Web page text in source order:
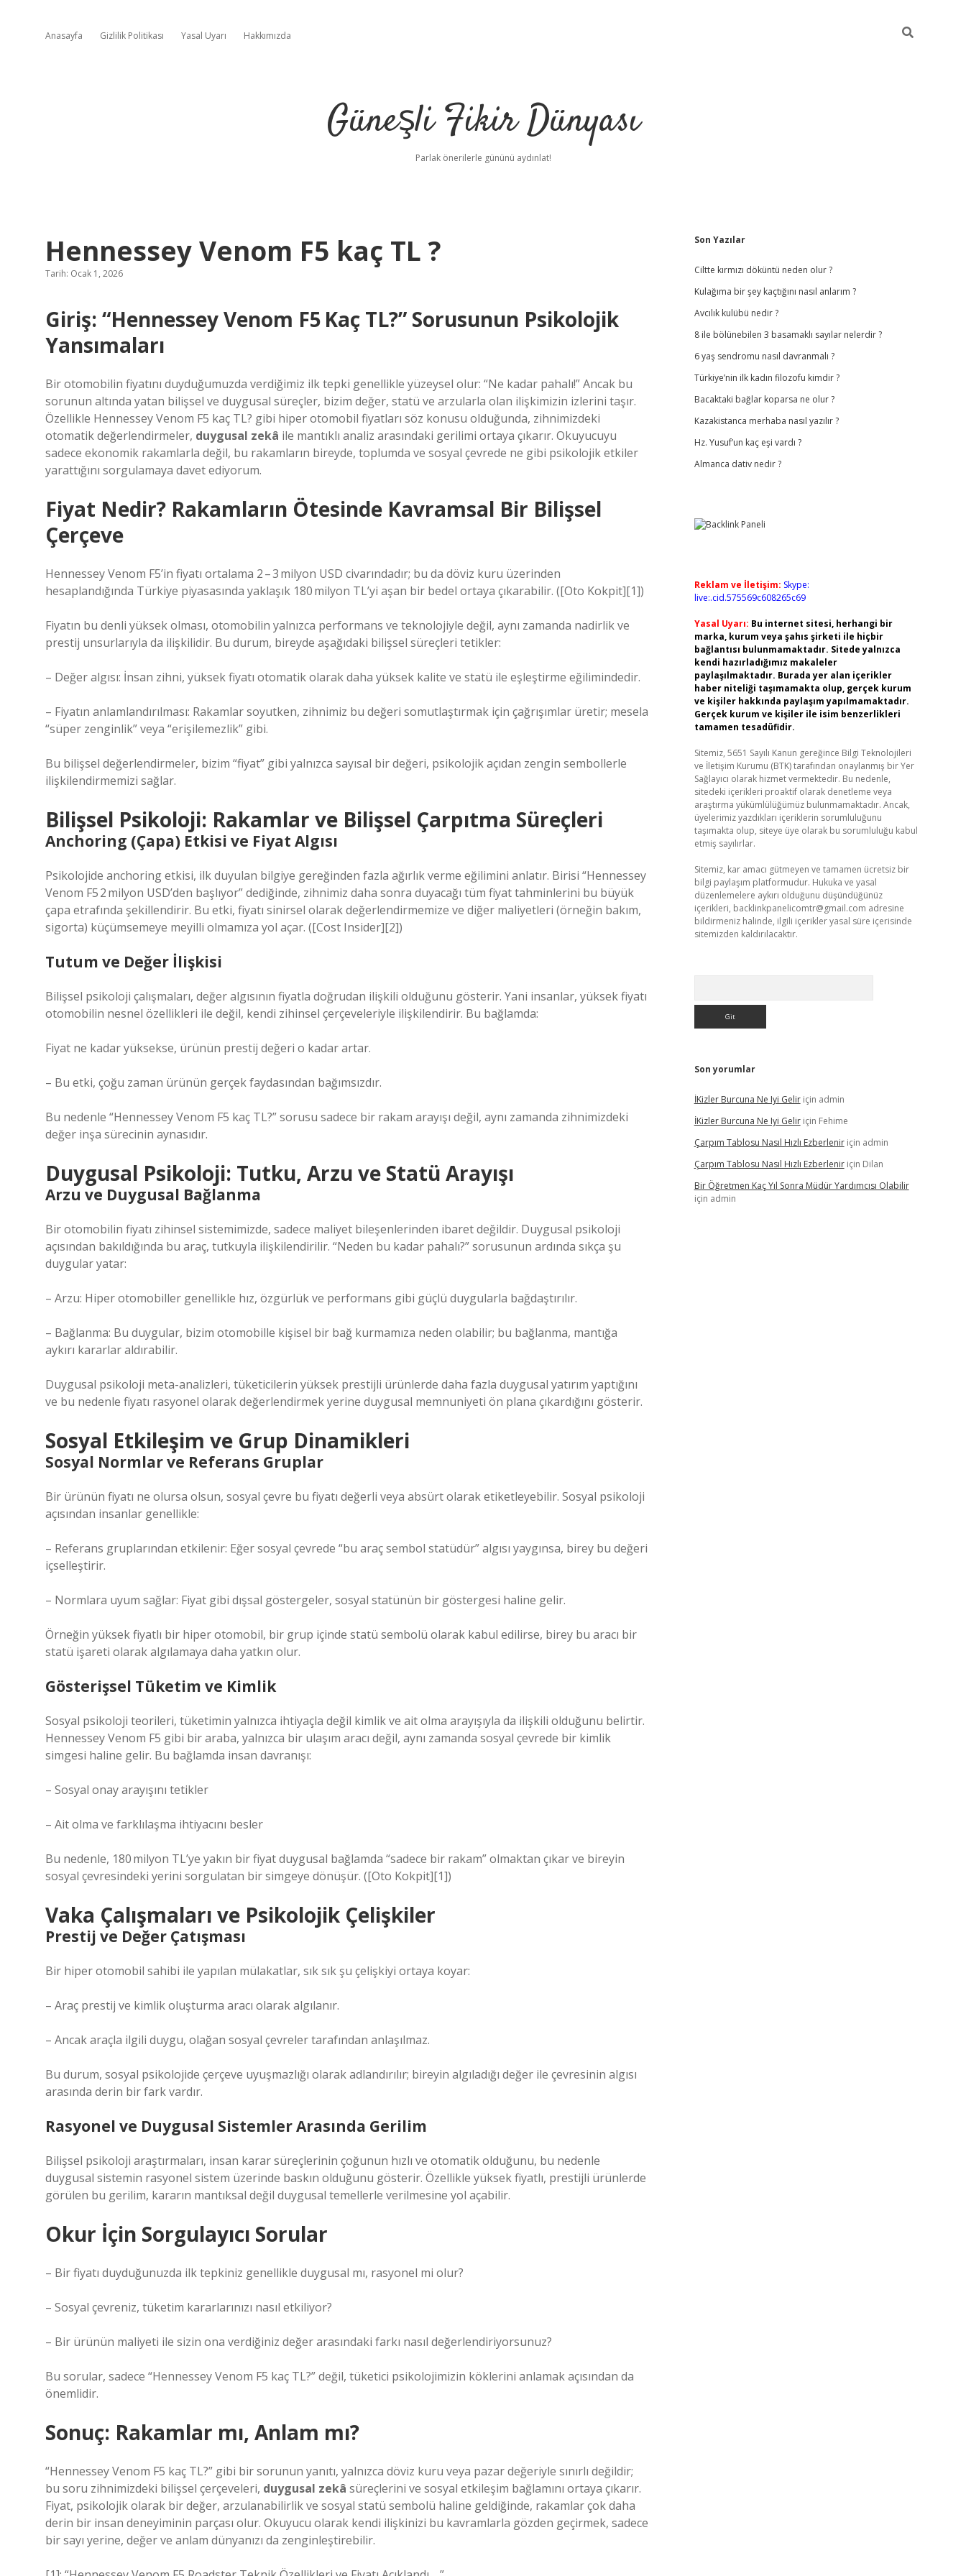
Anasayfa Gizlilik Politikası Yasal Uyarı Hakkımızda
Güneşli Fikir Dünyası
Parlak önerilerle gününü aydınlat!
Hennessey Venom F5 kaç TL ?
Tarih: Ocak 1, 2026
Giriş: “Hennessey Venom F5 Kaç TL?” Sorusunun Psikolojik
Yansımaları
Bir otomobilin fiyatını duyduğumuzda verdiğimiz ilk tepki genellikle yüzeysel olur: “Ne kadar pahalı!” Ancak bu
sorunun altında yatan bilişsel ve duygusal süreçler, bizim değer, statü ve arzularla olan ilişkimizin izlerini taşır.
Özellikle Hennessey Venom F5 kaç TL? gibi hiper otomobil fiyatları söz konusu olduğunda, zihnimizdeki
otomatik değerlendirmeler, duygusal zekâ ile mantıklı analiz arasındaki gerilimi ortaya çıkarır. Okuyucuyu
sadece ekonomik rakamlarla değil, bu rakamların bireyde, toplumda ve sosyal çevrede ne gibi psikolojik etkiler
yarattığını sorgulamaya davet ediyorum.
Fiyat Nedir? Rakamların Ötesinde Kavramsal Bir Bilişsel
Çerçeve
Hennessey Venom F5’in fiyatı ortalama 2 – 3 milyon USD civarındadır; bu da döviz kuru üzerinden
hesaplandığında Türkiye piyasasında yaklaşık 180 milyon TL’yi aşan bir bedel ortaya çıkarabilir. ([Oto Kokpit][1])
Fiyatın bu denli yüksek olması, otomobilin yalnızca performans ve teknolojiyle değil, aynı zamanda nadirlik ve
prestij unsurlarıyla da ilişkilidir. Bu durum, bireyde aşağıdaki bilişsel süreçleri tetikler:
– Değer algısı: İnsan zihni, yüksek fiyatı otomatik olarak daha yüksek kalite ve statü ile eşleştirme eğilimindedir.
– Fiyatın anlamlandırılması: Rakamlar soyutken, zihnimiz bu değeri somutlaştırmak için çağrışımlar üretir; mesela
“süper zenginlik” veya “erişilemezlik” gibi.
Bu bilişsel değerlendirmeler, bizim “fiyat” gibi yalnızca sayısal bir değeri, psikolojik açıdan zengin sembollerle
ilişkilendirmemizi sağlar.
Bilişsel Psikoloji: Rakamlar ve Bilişsel Çarpıtma Süreçleri
Anchoring (Çapa) Etkisi ve Fiyat Algısı
Psikolojide anchoring etkisi, ilk duyulan bilgiye gereğinden fazla ağırlık verme eğilimini anlatır. Birisi “Hennessey
Venom F5 2 milyon USD’den başlıyor” dediğinde, zihnimiz daha sonra duyacağı tüm fiyat tahminlerini bu büyük
çapa etrafında şekillendirir. Bu etki, fiyatı sinirsel olarak değerlendirmemize ve diğer maliyetleri (örneğin bakım,
sigorta) küçümsemeye meyilli olmamıza yol açar. ([Cost Insider][2])
Tutum ve Değer İlişkisi
Bilişsel psikoloji çalışmaları, değer algısının fiyatla doğrudan ilişkili olduğunu gösterir. Yani insanlar, yüksek fiyatı
otomobilin nesnel özellikleri ile değil, kendi zihinsel çerçeveleriyle ilişkilendirir. Bu bağlamda:
Fiyat ne kadar yüksekse, ürünün prestij değeri o kadar artar.
– Bu etki, çoğu zaman ürünün gerçek faydasından bağımsızdır.
Bu nedenle “Hennessey Venom F5 kaç TL?” sorusu sadece bir rakam arayışı değil, aynı zamanda zihnimizdeki
değer inşa sürecinin aynasıdır.
Duygusal Psikoloji: Tutku, Arzu ve Statü Arayışı
Arzu ve Duygusal Bağlanma
Bir otomobilin fiyatı zihinsel sistemimizde, sadece maliyet bileşenlerinden ibaret değildir. Duygusal psikoloji
açısından bakıldığında bu araç, tutkuyla ilişkilendirilir. “Neden bu kadar pahalı?” sorusunun ardında sıkça şu
duygular yatar:
– Arzu: Hiper otomobiller genellikle hız, özgürlük ve performans gibi güçlü duygularla bağdaştırılır.
– Bağlanma: Bu duygular, bizim otomobille kişisel bir bağ kurmamıza neden olabilir; bu bağlanma, mantığa
aykırı kararlar aldırabilir.
Duygusal psikoloji meta-analizleri, tüketicilerin yüksek prestijli ürünlerde daha fazla duygusal yatırım yaptığını
ve bu nedenle fiyatı rasyonel olarak değerlendirmek yerine duygusal memnuniyeti ön plana çıkardığını gösterir.
Sosyal Etkileşim ve Grup Dinamikleri
Sosyal Normlar ve Referans Gruplar
Bir ürünün fiyatı ne olursa olsun, sosyal çevre bu fiyatı değerli veya absürt olarak etiketleyebilir. Sosyal psikoloji
açısından insanlar genellikle:
– Referans gruplarından etkilenir: Eğer sosyal çevrede “bu araç sembol statüdür” algısı yaygınsa, birey bu değeri
içselleştirir.
– Normlara uyum sağlar: Fiyat gibi dışsal göstergeler, sosyal statünün bir göstergesi haline gelir.
Örneğin yüksek fiyatlı bir hiper otomobil, bir grup içinde statü sembolü olarak kabul edilirse, birey bu aracı bir
statü işareti olarak algılamaya daha yatkın olur.
Gösterişsel Tüketim ve Kimlik
Sosyal psikoloji teorileri, tüketimin yalnızca ihtiyaçla değil kimlik ve ait olma arayışıyla da ilişkili olduğunu belirtir.
Hennessey Venom F5 gibi bir araba, yalnızca bir ulaşım aracı değil, aynı zamanda sosyal çevrede bir kimlik
simgesi haline gelir. Bu bağlamda insan davranışı:
– Sosyal onay arayışını tetikler
– Ait olma ve farklılaşma ihtiyacını besler
Bu nedenle, 180 milyon TL’ye yakın bir fiyat duygusal bağlamda “sadece bir rakam” olmaktan çıkar ve bireyin
sosyal çevresindeki yerini sorgulatan bir simgeye dönüşür. ([Oto Kokpit][1])
Vaka Çalışmaları ve Psikolojik Çelişkiler
Prestij ve Değer Çatışması
Bir hiper otomobil sahibi ile yapılan mülakatlar, sık sık şu çelişkiyi ortaya koyar:
– Araç prestij ve kimlik oluşturma aracı olarak algılanır.
– Ancak araçla ilgili duygu, olağan sosyal çevreler tarafından anlaşılmaz.
Bu durum, sosyal psikolojide çerçeve uyuşmazlığı olarak adlandırılır; bireyin algıladığı değer ile çevresinin algısı
arasında derin bir fark vardır.
Rasyonel ve Duygusal Sistemler Arasında Gerilim
Bilişsel psikoloji araştırmaları, insan karar süreçlerinin çoğunun hızlı ve otomatik olduğunu, bu nedenle
duygusal sistemin rasyonel sistem üzerinde baskın olduğunu gösterir. Özellikle yüksek fiyatlı, prestijli ürünlerde
görülen bu gerilim, kararın mantıksal değil duygusal temellerle verilmesine yol açabilir.
Okur İçin Sorgulayıcı Sorular
– Bir fiyatı duyduğunuzda ilk tepkiniz genellikle duygusal mı, rasyonel mi olur?
– Sosyal çevreniz, tüketim kararlarınızı nasıl etkiliyor?
– Bir ürünün maliyeti ile sizin ona verdiğiniz değer arasındaki farkı nasıl değerlendiriyorsunuz?
Bu sorular, sadece “Hennessey Venom F5 kaç TL?” değil, tüketici psikolojimizin köklerini anlamak açısından da
önemlidir.
Sonuç: Rakamlar mı, Anlam mı?
“Hennessey Venom F5 kaç TL?” gibi bir sorunun yanıtı, yalnızca döviz kuru veya pazar değeriyle sınırlı değildir;
bu soru zihnimizdeki bilişsel çerçeveleri, duygusal zekâ süreçlerini ve sosyal etkileşim bağlamını ortaya çıkarır.
Fiyat, psikolojik olarak bir değer, arzulanabilirlik ve sosyal statü sembolü haline geldiğinde, rakamlar çok daha
derin bir insan deneyiminin parçası olur. Okuyucu olarak kendi ilişkinizi bu kavramlarla gözden geçirmek, sadece
bir sayı yerine, değer ve anlam dünyanızı da zenginleştirebilir.
Sidebar
Son Yazılar
Ciltte kırmızı döküntü neden olur ?
Kulağıma bir şey kaçtığını nasıl anlarım ?
Avcılık kulübü nedir ?
8 ile bölünebilen 3 basamaklı sayılar nelerdir ?
6 yaş sendromu nasıl davranmalı ?
Türkiye’nin ilk kadın filozofu kimdir ?
Bacaktaki bağlar koparsa ne olur ?
Kazakistanca merhaba nasıl yazılır ?
Hz. Yusuf’un kaç eşi vardı ?
Almanca dativ nedir ?
Reklam ve İletişim: Skype:
live:.cid.575569c608265c69
Yasal Uyarı: Bu internet sitesi, herhangi bir
marka, kurum veya şahıs şirketi ile hiçbir
bağlantısı bulunmamaktadır. Sitede yalnızca
kendi hazırladığımız makaleler
paylaşılmaktadır. Burada yer alan içerikler
haber niteliği taşımamakta olup, gerçek kurum
ve kişiler hakkında paylaşım yapılmamaktadır.
Gerçek kurum ve kişiler ile isim benzerlikleri
tamamen tesadüfidir.
Sitemiz, 5651 Sayılı Kanun gereğince Bilgi Teknolojileri
ve İletişim Kurumu (BTK) tarafından onaylanmış bir Yer
Sağlayıcı olarak hizmet vermektedir. Bu nedenle,
sitedeki içerikleri proaktif olarak denetleme veya
araştırma yükümlülüğümüz bulunmamaktadır. Ancak,
üyelerimiz yazdıkları içeriklerin sorumluluğunu
taşımakta olup, siteye üye olarak bu sorumluluğu kabul
etmiş sayılırlar.
Sitemiz, kar amacı gütmeyen ve tamamen ücretsiz bir
bilgi paylaşım platformudur. Hukuka ve yasal
düzenlemelere aykırı olduğunu düşündüğünüz
içerikleri, backlinkpanelicomtr@gmail.com adresine
bildirmeniz halinde, ilgili içerikler yasal süre içerisinde
sitemizden kaldırılacaktır.
Son yorumlar
İKizler Burcuna Ne Iyi Geliriçin admin
İKizler Burcuna Ne Iyi Geliriçin Fehime
Çarpım Tablosu Nasıl Hızlı Ezberleniriçin admin
Çarpım Tablosu Nasıl Hızlı Ezberleniriçin Dilan
Bir Öğretmen Kaç Yıl Sonra Müdür Yardımcısı Olabilir
için admin
hiltonbetvdcasino güncel giriş